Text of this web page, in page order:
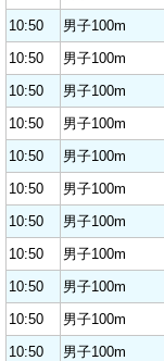
10:50
男子100m
10:50
男子100m
10:50
男子100m
10:50
男子100m
10:50
男子100m
10:50
男子100m
10:50
男子100m
10:50
男子100m
10:50
男子100m
10:50
男子100m
10:50
男子100m